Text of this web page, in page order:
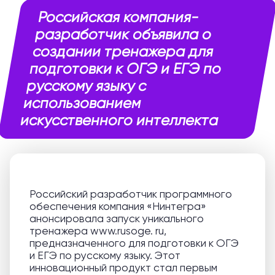
Российская компания-
разработчик объявила о
создании тренажера для
подготовки к ОГЭ и ЕГЭ по
русскому языку с
использованием
искусственного интеллекта
Российский разработчик программного
обеспечения компания «Нинтегра»
анонсировала запуск уникального
тренажера www.rusoge. ru,
предназначенного для подготовки к ОГЭ
и ЕГЭ по русскому языку. Этот
инновационный продукт стал первым